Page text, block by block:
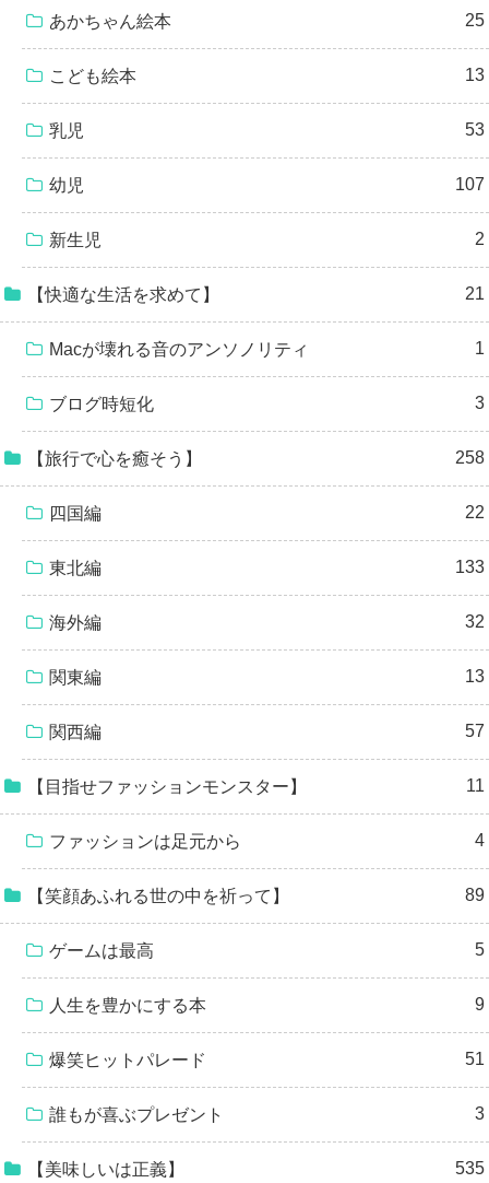
あかちゃん絵本 25
こども絵本 13
乳児 53
幼児 107
新生児 2
【快適な生活を求めて】 21
Macが壊れる音のアンソノリティ 1
ブログ時短化 3
【旅行で心を癒そう】 258
四国編 22
東北編 133
海外編 32
関東編 13
関西編 57
【目指せファッションモンスター】 11
ファッションは足元から 4
【笑顔あふれる世の中を祈って】 89
ゲームは最高 5
人生を豊かにする本 9
爆笑ヒットパレード 51
誰もが喜ぶプレゼント 3
【美味しいは正義】 535